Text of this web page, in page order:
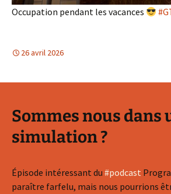
Occupation pendant les vacances
26 avril 2026
Sommes nous dans
simulation ?
Épisode intéressant du #podcast
paraître farfelu, mais nous pourrions